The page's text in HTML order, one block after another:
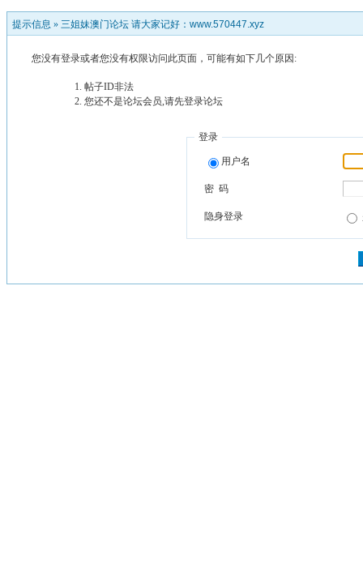
提示信息 » 三姐妹澳门论坛 请大家记好：www.570447.xyz
您没有登录或者您没有权限访问此页面，可能有如下几个原因:
帖子ID非法
您还不是论坛会员,请先登录论坛
登录
用户名
密 码
隐身登录